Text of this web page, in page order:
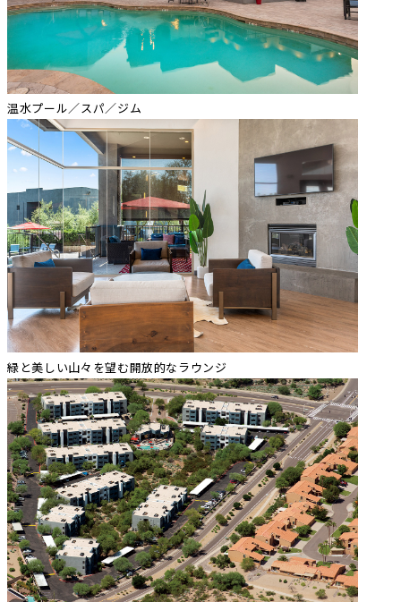
温水プール／スパ／ジム
緑と美しい山々を望む開放的なラウンジ